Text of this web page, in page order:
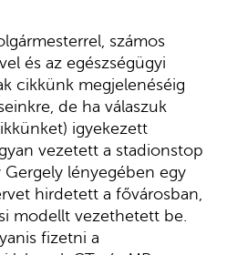
számos
és az egészségügyi
cikkünk megjelenéséig
de ha válaszuk
igyekezett
vezetett a stadionstop
lényegében egy
hirdetett a fővárosban,
modellt vezethetett be.
fizetni a